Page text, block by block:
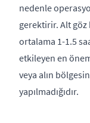
nedenle
gerektirir. Alt göz
ortalama 1-1.5
etkileyen en
veya alın
yapılmadığıdır.